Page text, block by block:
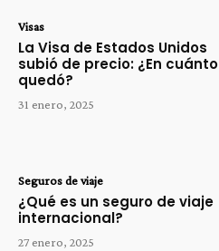
Visas
La Visa de Estados Unidos
subió de precio: ¿En cuánto
quedó?
31 enero, 2025
Seguros de viaje
¿Qué es un seguro de viaje
internacional?
27 enero, 2025